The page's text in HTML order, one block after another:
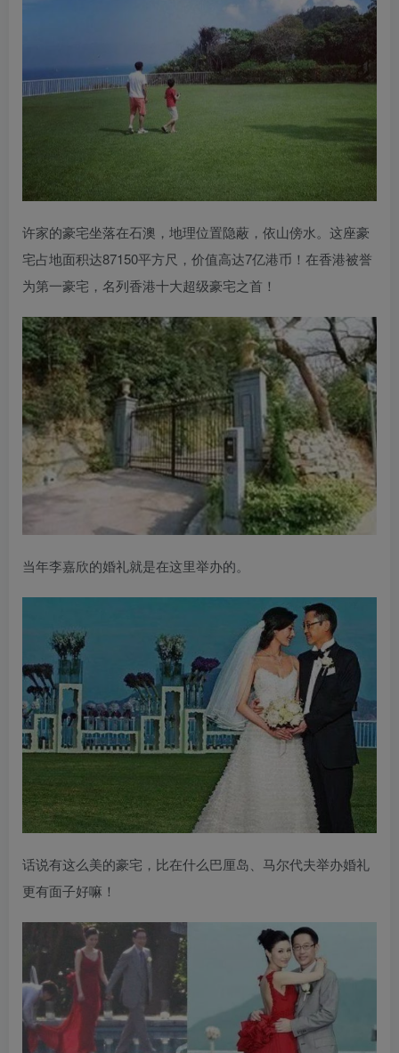
许家的豪宅坐落在石澳，地理位置隐蔽，依山傍水。这座豪
宅占地面积达87150平方尺，价值高达7亿港币！在香港被誉
为第一豪宅，名列香港十大超级豪宅之首！
当年李嘉欣的婚礼就是在这里举办的。
话说有这么美的豪宅，比在什么巴厘岛、马尔代夫举办婚礼
更有面子好嘛！